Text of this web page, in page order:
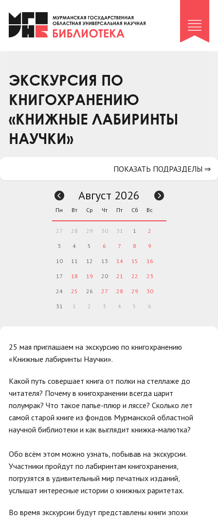
Клуб «Гиря и сельдерей»
Клуб «Семейный архив»
Коллегам
Контакты
ЭКСКУРСИЯ ПО
КНИГОХРАНЕНИЮ
«КНИЖНЫЕ ЛАБИРИНТЫ
НАУЧКИ»
25 мая приглашаем на экскурсию по книгохранению
«Книжные лабиринты Научки».
Какой путь совершает книга от полки на стеллаже до
читателя? Почему в книгохранении всегда царит
полумрак? Что такое папье-плюр и ляссе? Сколько лет
самой старой книге из фондов Мурманской областной
научной библиотеки и как выглядит книжка-малютка?
Обо всём этом можно узнать, побывав на экскурсии.
Участники пройдут по лабиринтам книгохранения,
погрузятся в удивительный мир печатных изданий,
услышат интересные истории о книжных раритетах.
Во время экскурсии будут представлены книги эпохи
ПОКАЗАТЬ ПОДРАЗДЕЛЫ ⇒
Август 2026
Пн Вт Ср Чт Пт Сб Вс
27 28 29 30 31 1 2
3 4 5 6 7 8 9
10 11 12 13 14 15 16
17 18 19 20 21 22 23
24 25 26 27 28 29 30
31 1 2 3 4 5 6